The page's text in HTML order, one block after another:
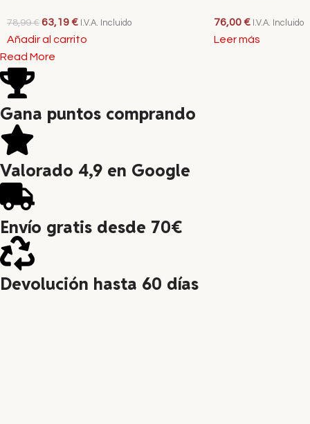
78,99€ 63,19€ I.V.A. Incluido
Añadir al carrito
76,00€ I.V.A. Incluido
Leer más
Read More
Gana puntos comprando
Valorado 4,9 en Google
Envío gratis desde 70€
Devolución hasta 60 días